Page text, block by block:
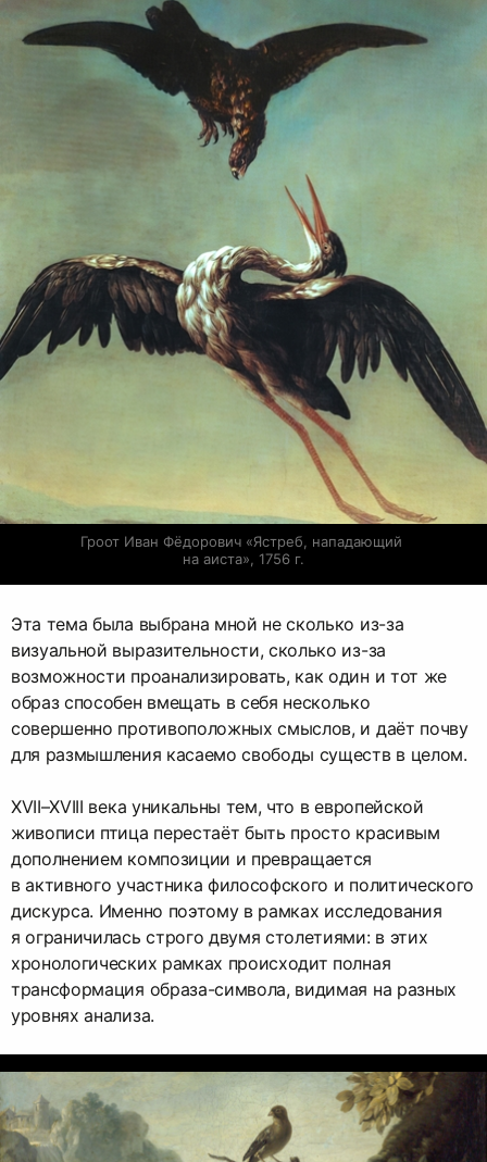
Гроот Иван Фёдорович «Ястреб, нападающий
на аиста», 1756 г.
Эта тема была выбрана мной не сколько из-за
визуальной выразительности, сколько из-за
возможности проанализировать, как один и тот же
образ способен вмещать в себя несколько
совершенно противоположных смыслов, и даёт почву
для размышления касаемо свободы существ в целом.
XVII–XVIII века уникальны тем, что в европейской
живописи птица перестаёт быть просто красивым
дополнением композиции и превращается
в активного участника философского и политического
дискурса. Именно поэтому в рамках исследования
я ограничилась строго двумя столетиями: в этих
хронологических рамках происходит полная
трансформация образа-символа, видимая на разных
уровнях анализа.